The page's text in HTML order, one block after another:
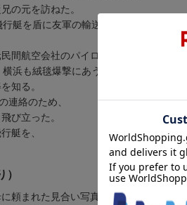
の元を訪ねた。
艇を盾に友軍の輸送船団を守り、
間航空会社のパイロットの朽木だった。
浜も絨毯爆撃にあう。
知る。
連絡のため、
び立った。
艇を、
頼まれた見合い写真を持って、横浜海